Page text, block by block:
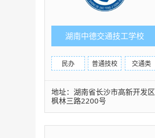
湖南中德交通技工学校
民办 普通技校 交通类
地址：湖南省长沙市高新开发区
枫林三路2200号